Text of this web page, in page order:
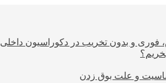
فوری و بدون تخریب در دکوراسیون داخلی
و علت بوق زدن